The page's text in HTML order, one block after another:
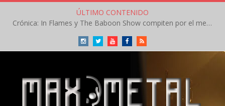
ÚLTIMO CONTENIDO
Crónica: In Flames y The Baboon Show compiten por el mejor concierto del día en el Leyendas del Rock – Viernes – Agosto 2026
InstagramTwitterYoutubeFacebookRSS